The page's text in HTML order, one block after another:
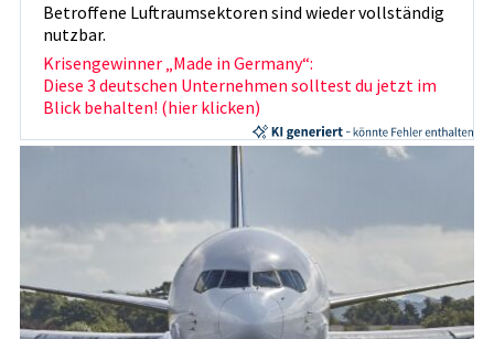
Betroffene Luftraumsektoren sind wieder vollständig
nutzbar.
Krisengewinner „Made in Germany“:
Diese 3 deutschen Unternehmen solltest du jetzt im
Blick behalten! (hier klicken)